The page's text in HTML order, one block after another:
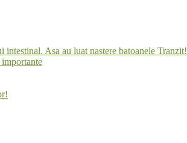
Asa au luat nastere batoanele Tranzit!